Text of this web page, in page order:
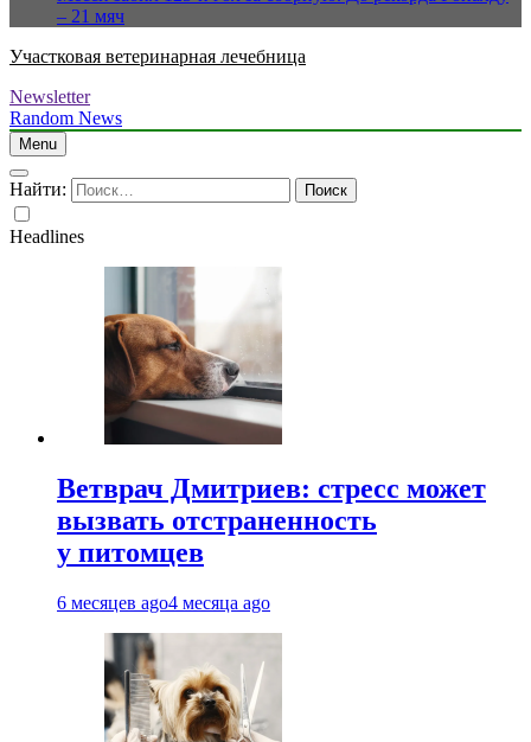
– 21 мяч
Участковая ветеринарная лечебница
Newsletter
Random News
Menu
Найти:
Headlines
Ветврач Дмитриев: стресс может
вызвать отстраненность
у питомцев
6 месяцев ago4 месяца ago